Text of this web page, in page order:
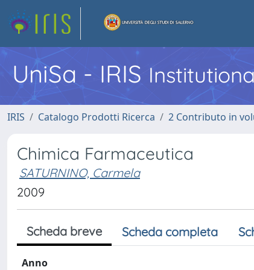
UniSa - IRIS
IRIS Catalogo Prodotti Ricerca 2 Contributo in
Chimica Farmaceutica
SATURNINO, Carmela
2009
Scheda breve Scheda completa
Anno